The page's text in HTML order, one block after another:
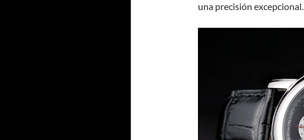
una precisión excepcional.